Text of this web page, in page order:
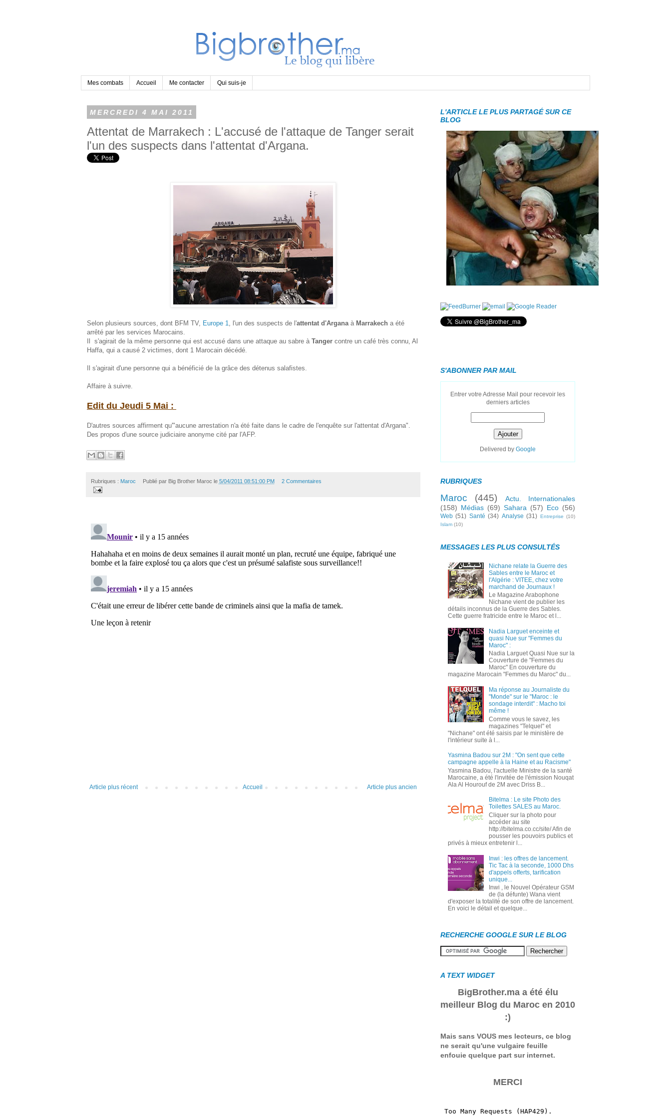
Mes combats Accueil Me contacter Qui suis-je
MERCREDI 4 MAI 2011
Attentat de Marrakech : L'accusé de l'attaque de Tanger serait
l'un des suspects dans l'attentat d'Argana.
Selon plusieurs sources, dont BFM TV, Europe 1 , l'un des suspects de l'attentat d'Argana à Marrakech a été
arrêté par les services Marocains.
Il s'agirait de la même personne qui est accusé dans une attaque au sabre à Tanger contre un café très connu, Al
Haffa, qui a causé 2 victimes, dont 1 Marocain décédé.
Il s'agirait d'une personne qui a bénéficié de la grâce des détenus salafistes.
Affaire à suivre.
Edit du Jeudi 5 Mai :
D'autres sources affirment qu'"aucune arrestation n'a été faite dans le cadre de l'enquête sur l'attentat d'Argana".
Des propos d'une source judiciaire anonyme cité par l'AFP.
Rubriques : Maroc Publié par Big Brother Maroc le 5/04/2011 08:51:00 PM 2 Commentaires
Article plus récent Article plus ancien
Accueil
L'ARTICLE LE PLUS PARTAGÉ SUR CE
BLOG
S'ABONNER PAR MAIL
Entrer votre Adresse Mail pour recevoir les
derniers articles
Delivered by Google
RUBRIQUES
Maroc (445)
Actu. Internationales
(158) Médias (69) Sahara (57) Eco (56)
Web (51) Santé (34) Analyse (31) Entreprise (10)
Islam (10)
MESSAGES LES PLUS CONSULTÉS
Nichane relate la Guerre des
Sables entre le Maroc et
l'Algérie : VITEE, chez votre
marchand de Journaux !
Le Magazine Arabophone
Nichane vient de publier les
détails inconnus de la Guerre des Sables.
Cette guerre fratricide entre le Maroc et l...
Nadia Larguet enceinte et
quasi Nue sur "Femmes du
Maroc" :
Nadia Larguet Quasi Nue sur la
Couverture de "Femmes du
Maroc" En couverture du
magazine Marocain "Femmes du Maroc" du...
Ma réponse au Journaliste du
"Monde" sur le "Maroc : le
sondage interdit" : Macho toi
même !
Comme vous le savez, les
magazines "Telquel" et
"Nichane" ont été saisis par le ministère de
l'intérieur suite à l...
Yasmina Badou sur 2M : "On sent que cette
campagne appelle à la Haine et au Racisme"
Yasmina Badou, l'actuelle Ministre de la santé
Marocaine, a été l'invitée de l'émission Nouqat
Ala Al Hourouf de 2M avec Driss B...
Bitelma : Le site Photo des
Toilettes SALES au Maroc.
Cliquer sur la photo pour
accéder au site
http://bitelma.co.cc/site/ Afin de
pousser les pouvoirs publics et
privés à mieux entretenir l...
Inwi : les offres de lancement.
Tic Tac à la seconde, 1000 Dhs
d'appels offerts, tarification
unique...
Inwi , le Nouvel Opérateur GSM
de (la défunte) Wana vient
d'exposer la totalité de son offre de lancement.
En voici le détail et quelque...
RECHERCHE GOOGLE SUR LE BLOG
A TEXT WIDGET
BigBrother.ma a été élu
meilleur Blog du Maroc en 2010
:)
Mais sans VOUS mes lecteurs, ce blog
ne serait qu'une vulgaire feuille
enfouie quelque part sur internet.
MERCI